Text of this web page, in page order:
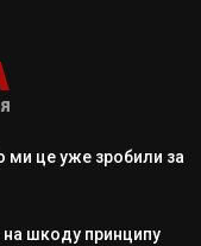
ми це уже зробили за
на шкоду принципу